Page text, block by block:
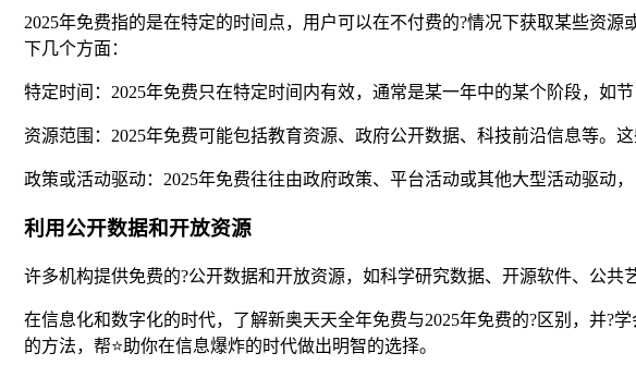
2025年免费指的是在特定的时间点，用户可以在不付费的?情况下获取某些资
下几个方面：
特定时间：2025年免费只在特定时间内有效，通常是某一年中的某个阶段，如节
资源范围：2025年免费可能包括教育资源、政府公开数据、科技前沿信息等。
政策或活动驱动：2025年免费往往由政府政策、平台活动或其他大型活动驱动
利用公开数据和开放资源
许多机构提供免费的?公开数据和开放资源，如科学研究数据、开源软件、公共
在信息化和数字化的时代，了解新奥天天全年免费与2025年免费的?区别，并?
的方法，帮⭐助你在信息爆炸的时代做出明智的选择。